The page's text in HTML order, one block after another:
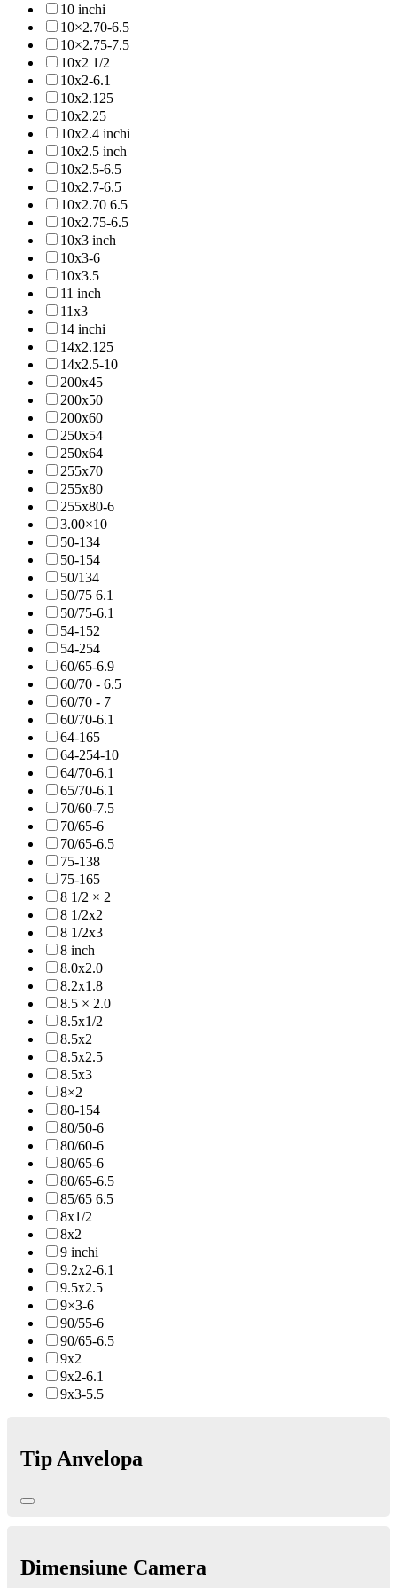
10 inchi
10×2.70-6.5
10×2.75-7.5
10x2 1/2
10x2-6.1
10x2.125
10x2.25
10x2.4 inchi
10x2.5 inch
10x2.5-6.5
10x2.7-6.5
10x2.70 6.5
10x2.75-6.5
10x3 inch
10x3-6
10x3.5
11 inch
11x3
14 inchi
14x2.125
14x2.5-10
200x45
200x50
200x60
250x54
250x64
255x70
255x80
255x80-6
3.00×10
50-134
50-154
50/134
50/75 6.1
50/75-6.1
54-152
54-254
60/65-6.9
60/70 - 6.5
60/70 - 7
60/70-6.1
64-165
64-254-10
64/70-6.1
65/70-6.1
70/60-7.5
70/65-6
70/65-6.5
75-138
75-165
8 1/2 × 2
8 1/2x2
8 1/2x3
8 inch
8.0x2.0
8.2x1.8
8.5 × 2.0
8.5x1/2
8.5x2
8.5x2.5
8.5x3
8×2
80-154
80/50-6
80/60-6
80/65-6
80/65-6.5
85/65 6.5
8x1/2
8x2
9 inchi
9.2x2-6.1
9.5x2.5
9×3-6
90/55-6
90/65-6.5
9x2
9x2-6.1
9x3-5.5
Tip Anvelopa
Dimensiune Camera